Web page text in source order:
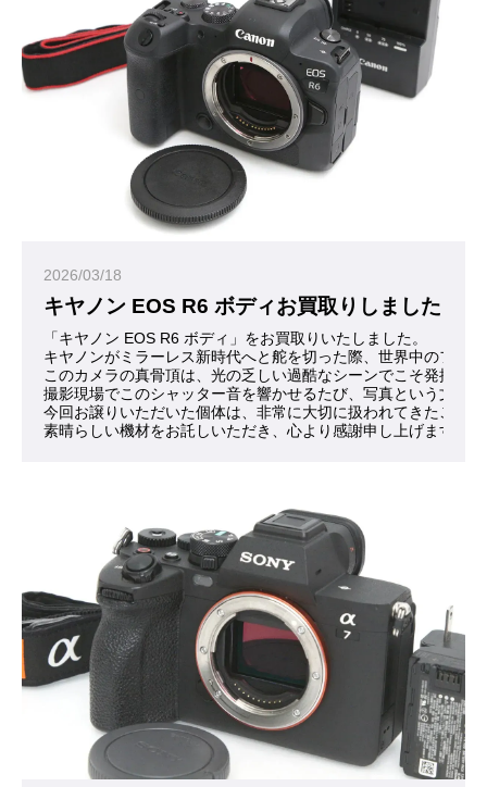
2026/03/18
キヤノン EOS R6 ボディお買取りしました
「キヤノン EOS R6 ボディ」をお買取りいたしました。
キヤノンがミラーレス新時代へと舵を切った際、世界中のフォ
このカメラの真骨頂は、光の乏しい過酷なシーンでこそ発揮さ
撮影現場でこのシャッター音を響かせるたび、写真という文化
今回お譲りいただいた個体は、非常に大切に扱われてきたこと
素晴らしい機材をお託しいただき、心より感謝申し上げます。